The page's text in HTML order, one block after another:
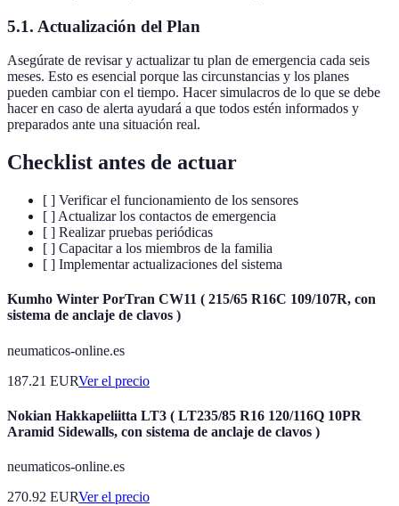
5.1. Actualización del Plan
Asegúrate de revisar y actualizar tu plan de emergencia cada seis
meses. Esto es esencial porque las circunstancias y los planes
pueden cambiar con el tiempo. Hacer simulacros de lo que se debe
hacer en caso de alerta ayudará a que todos estén informados y
preparados ante una situación real.
Checklist antes de actuar
[ ] Verificar el funcionamiento de los sensores
[ ] Actualizar los contactos de emergencia
[ ] Realizar pruebas periódicas
[ ] Capacitar a los miembros de la familia
[ ] Implementar actualizaciones del sistema
Kumho Winter PorTran CW11 ( 215/65 R16C 109/107R, con
sistema de anclaje de clavos )
neumaticos-online.es
187.21 EURVer el precio
Nokian Hakkapeliitta LT3 ( LT235/85 R16 120/116Q 10PR
Aramid Sidewalls, con sistema de anclaje de clavos )
neumaticos-online.es
270.92 EURVer el precio